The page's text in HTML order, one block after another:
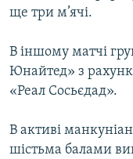
ще три м’ячі.
В іншому матчі
Юнайтед» з
«Реал Сосьєдад».
В активі
шістьма балами